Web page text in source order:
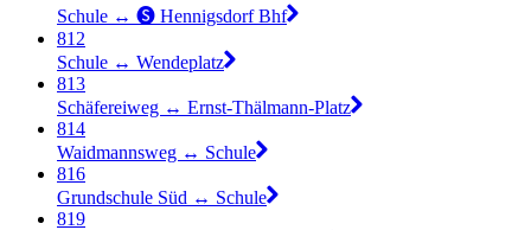
Schule ↔︎ 🅢 Hennigsdorf Bhf
812
Schule ↔︎ Wendeplatz
813
Schäfereiweg ↔︎ Ernst-Thälmann-Platz
814
Waidmannsweg ↔︎ Schule
816
Grundschule Süd ↔︎ Schule
819